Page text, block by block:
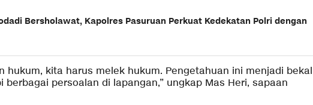
Bersholawat, Kapolres Pasuruan Perkuat Kedekatan Polri dengan
hukum, kita harus melek hukum. Pengetahuan ini menjadi bekal
persoalan di lapangan,” ungkap Mas Heri, sapaan